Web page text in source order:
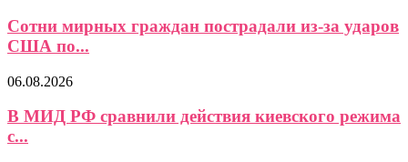
Сотни мирных граждан пострадали из-за ударов
США по...
06.08.2026
В МИД РФ сравнили действия киевского режима
с...